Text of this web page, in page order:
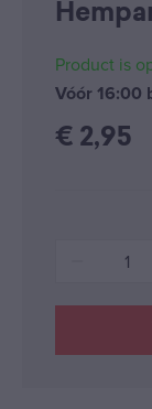
Product is
Vóór 16:00
€ 2,95
1